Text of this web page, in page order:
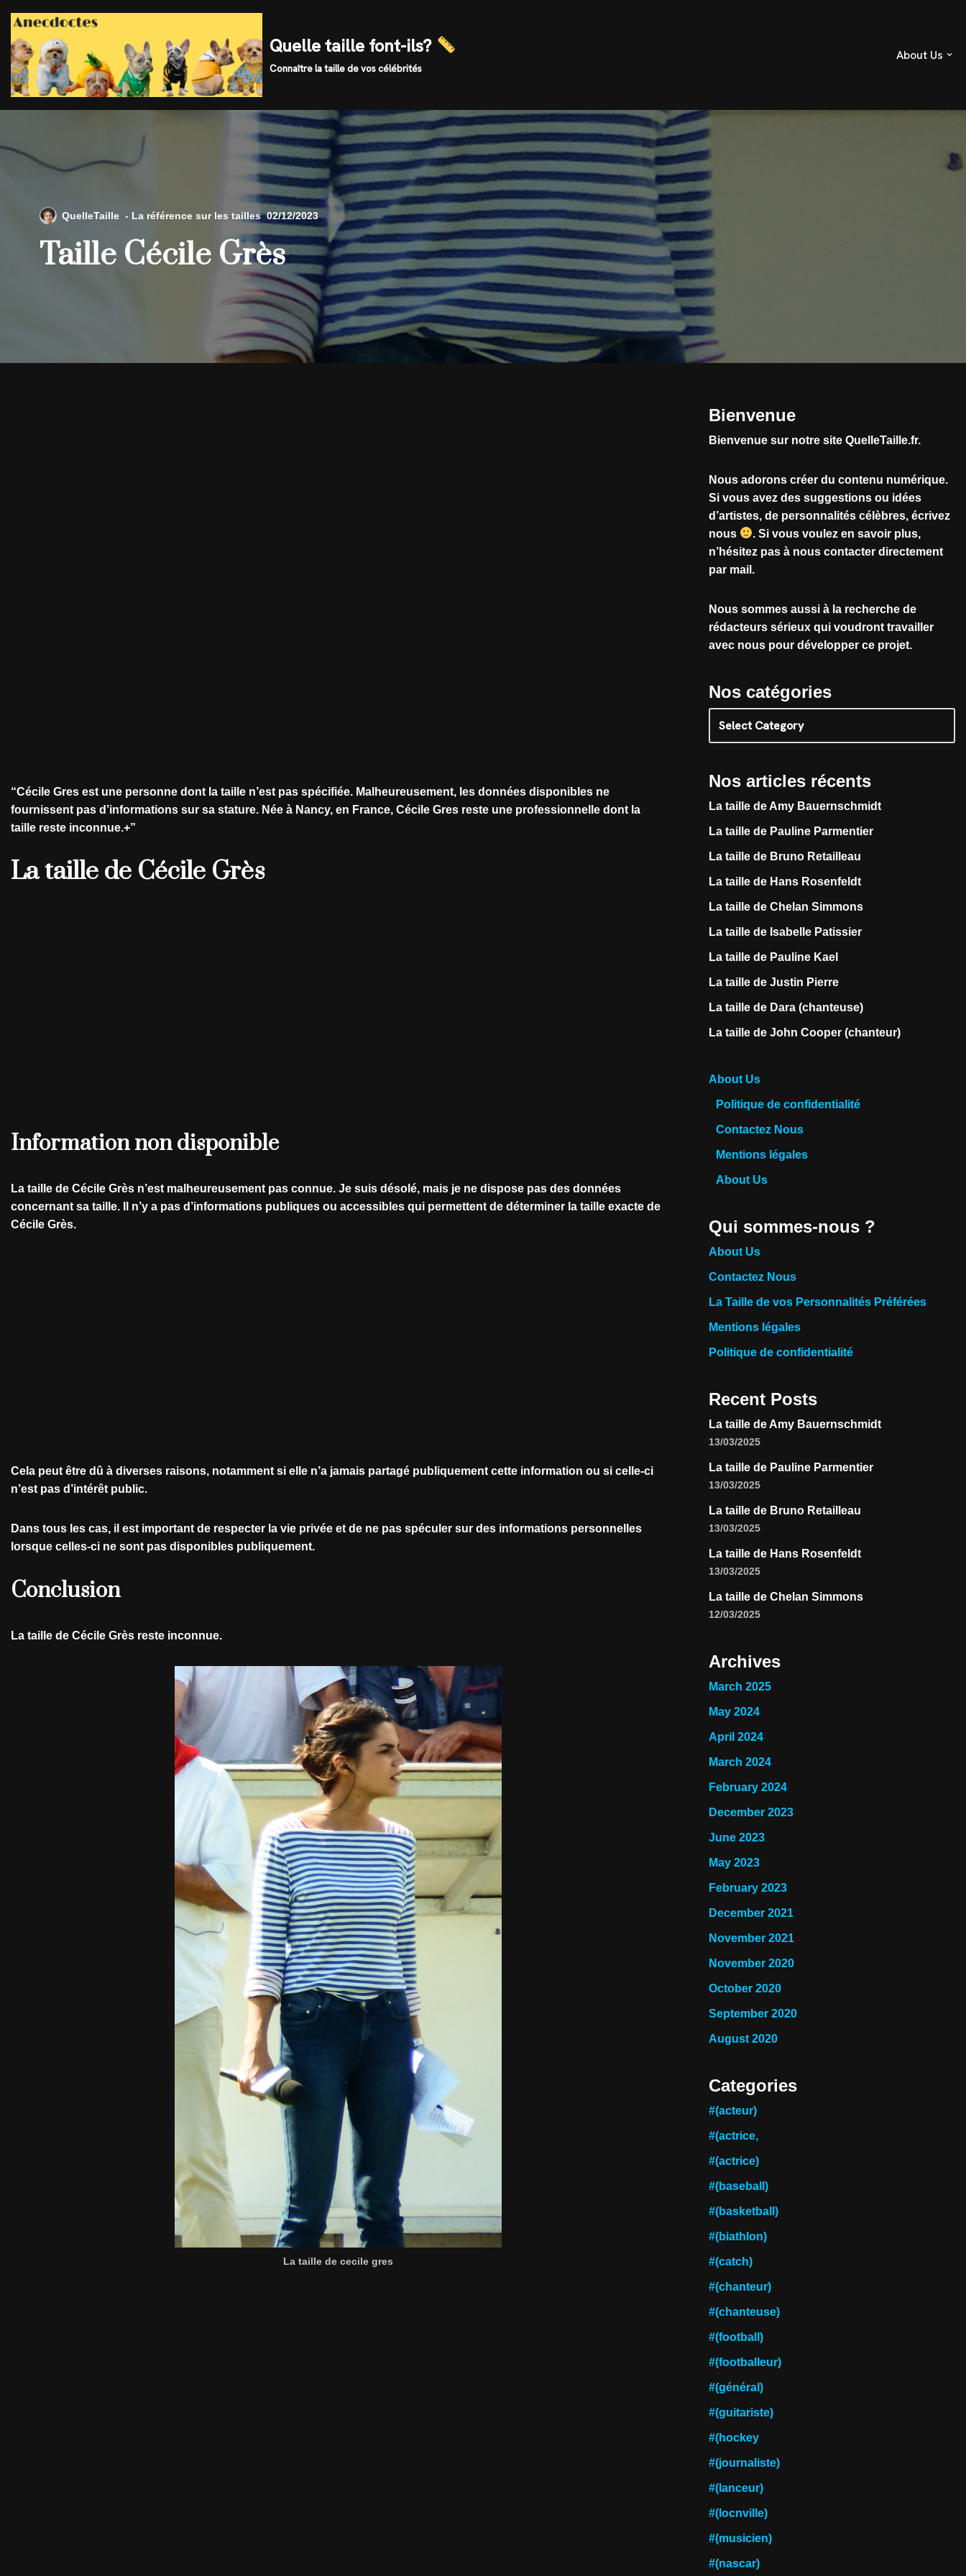
Skip
to
content
Quelle taille font-ils?
Connaître la taille de vos célébrités
About Us
QuelleTaille 02/12/2023
Taille Cécile Grès
“Cécile Gres est une personne dont la taille n’est pas spécifiée. Malheureusement, les données disponibles ne
fournissent pas d’informations sur sa stature. Née à Nancy, en France, Cécile Gres reste une professionnelle dont la
taille reste inconnue.+”
La taille de Cécile Grès
Information non disponible
La taille de Cécile Grès n’est malheureusement pas connue. Je suis désolé, mais je ne dispose pas des données
concernant sa taille. Il n’y a pas d’informations publiques ou accessibles qui permettent de déterminer la taille exacte de
Cécile Grès.
Cela peut être dû à diverses raisons, notamment si elle n’a jamais partagé publiquement cette information ou si celle-ci
n’est pas d’intérêt public.
Dans tous les cas, il est important de respecter la vie privée et de ne pas spéculer sur des informations personnelles
lorsque celles-ci ne sont pas disponibles publiquement.
Conclusion
La taille de Cécile Grès reste inconnue.
La taille de cecile gres
Bienvenue
Bienvenue sur notre site QuelleTaille.fr.
Nous adorons créer du contenu numérique.
Si vous avez des suggestions ou idées
d’artistes, de personnalités célèbres, écrivez
nous
. Si vous voulez en savoir plus,
n’hésitez pas à nous contacter directement
par mail.
Nous sommes aussi à la recherche de
rédacteurs sérieux qui voudront travailler
avec nous pour développer ce projet.
Nos catégories
Nos articles récents
La taille de Amy Bauernschmidt
La taille de Pauline Parmentier
La taille de Bruno Retailleau
La taille de Hans Rosenfeldt
La taille de Chelan Simmons
La taille de Isabelle Patissier
La taille de Pauline Kael
La taille de Justin Pierre
La taille de Dara (chanteuse)
La taille de John Cooper (chanteur)
About Us
Politique de confidentialité
Contactez Nous
Mentions légales
About Us
Qui sommes-nous ?
About Us
Contactez Nous
La Taille de vos Personnalités Préférées
Mentions légales
Politique de confidentialité
Recent Posts
La taille de Amy Bauernschmidt
13/03/2025
La taille de Pauline Parmentier
13/03/2025
La taille de Bruno Retailleau
13/03/2025
La taille de Hans Rosenfeldt
13/03/2025
La taille de Chelan Simmons
12/03/2025
Archives
March 2025
May 2024
April 2024
March 2024
February 2024
December 2023
June 2023
May 2023
February 2023
December 2021
November 2021
November 2020
October 2020
September 2020
August 2020
Categories
#(acteur)
#(actrice,
#(actrice)
#(baseball)
#(basketball)
#(biathlon)
#(catch)
#(chanteur)
#(chanteuse)
#(football)
#(footballeur)
#(général)
#(guitariste)
#(hockey
#(journaliste)
#(lanceur)
#(locnville)
#(musicien)
#(nascar)